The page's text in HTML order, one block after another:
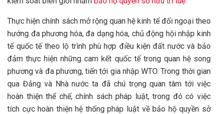
Thực hiện chính sách mở rộng quan hệ kinh tế đối ngoại theo
hướng đa phương hóa, đa dạng hóa, chủ động hội nhập kinh
tế quốc tế theo lộ trình phù hợp điều kiện đất nước và bảo
đảm thực hiện những cam kết quốc tế trong quan hệ song
phương và đa phương, tiến tới gia nhập WTO. Trong thời gian
qua Đảng và Nhà nước ta đã chú trọng quan tâm tới việc
hoàn thiện thể chế, chính sách pháp luật, trong đó có việc
tích cực hoàn thiện hệ thống pháp luật về bảo hộ quyền sở